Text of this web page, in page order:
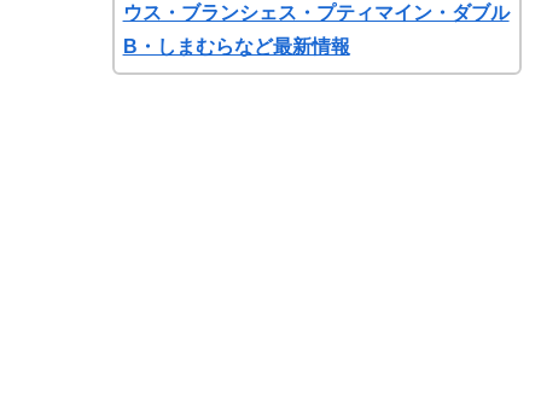
ウス・ブランシェス・プティマイン・ダブル
B・しまむらなど最新情報